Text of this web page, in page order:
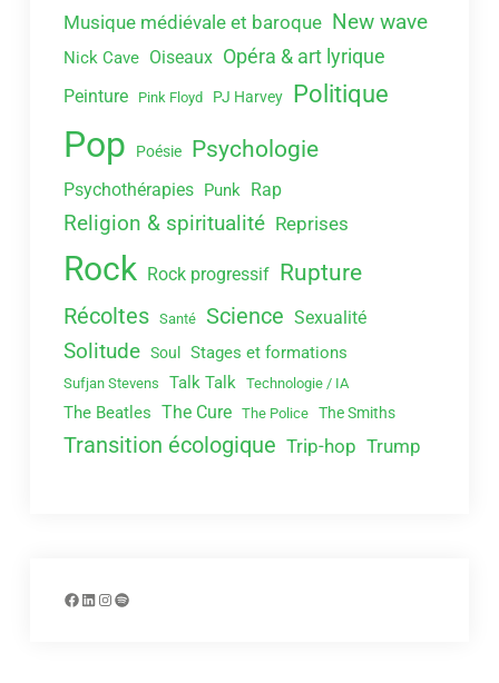
Musique médiévale et baroque New wave
Nick Cave Oiseaux Opéra & art lyrique
Peinture Pink Floyd PJ Harvey Politique
Pop Poésie Psychologie
Psychothérapies Punk Rap
Religion & spiritualité Reprises
Rock Rock progressif Rupture
Récoltes Santé Science Sexualité
Solitude Soul Stages et formations
Sufjan Stevens Talk Talk Technologie / IA
The Beatles The Cure The Police The Smiths
Transition écologique Trip-hop Trump
Facebook
LinkedIn
Instagram
Spotify